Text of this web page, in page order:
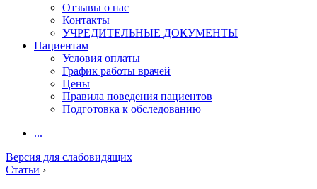
Отзывы о нас
Контакты
УЧРЕДИТЕЛЬНЫЕ ДОКУМЕНТЫ
Пациентам
Условия оплаты
График работы врачей
Цены
Правила поведения пациентов
Подготовка к обследованию
...
Версия для слабовидящих
Статьи ›